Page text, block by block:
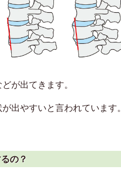
が出てきます。
出やすいと言われています。
の？